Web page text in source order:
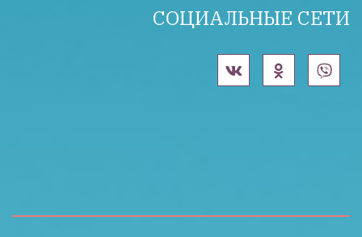
СОЦИАЛЬНЫЕ СЕТИ